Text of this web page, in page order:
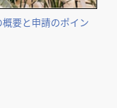
要と申請のポイン